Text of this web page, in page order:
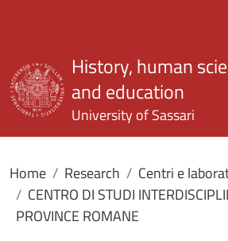
History, human
and education
University of Sassari
Home Research
Centri e
CENTRO DI STUDI
PROVINCE ROMANE